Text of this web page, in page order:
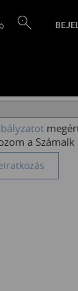
a Számalk